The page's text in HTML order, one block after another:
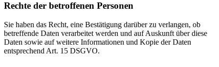
Rechte der betroffenen Personen
Sie haben das Recht, eine Bestätigung darüber zu verlangen, ob
betreffende Daten verarbeitet werden und auf Auskunft über diese
Daten sowie auf weitere Informationen und Kopie der Daten
entsprechend Art. 15 DSGVO.